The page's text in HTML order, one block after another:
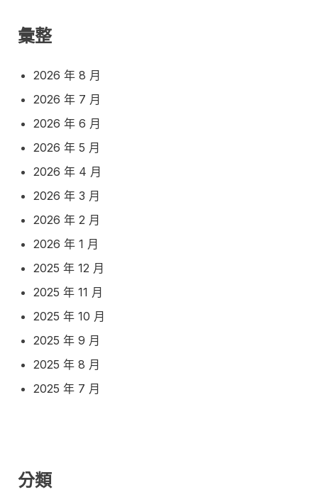
彙整
2026 年 8 月
2026 年 7 月
2026 年 6 月
2026 年 5 月
2026 年 4 月
2026 年 3 月
2026 年 2 月
2026 年 1 月
2025 年 12 月
2025 年 11 月
2025 年 10 月
2025 年 9 月
2025 年 8 月
2025 年 7 月
分類